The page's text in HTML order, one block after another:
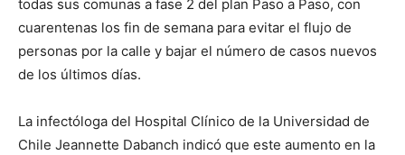
todas sus comunas a fase 2 del plan Paso a Paso, con
cuarentenas los fin de semana para evitar el flujo de
personas por la calle y bajar el número de casos nuevos
de los últimos días.
La infectóloga del Hospital Clínico de la Universidad de
Chile Jeannette Dabanch indicó que este aumento en la